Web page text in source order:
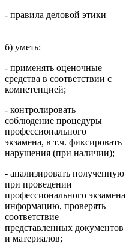
- правила деловой этики
б) уметь:
- применять оценочные
средства в соответствии с
компетенцией;
- контролировать
соблюдение процедуры
профессионального
экзамена, в т.ч. фиксировать
нарушения (при наличии);
- анализировать полученную
при проведении
профессионального экзамена
информацию, проверять
соответствие
представленных документов
и материалов;